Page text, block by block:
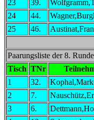
23
39.
24
44.
25
46.
Paarungsliste der 8. Runde
Tisch TNr
1
32.
2
7.
3
6.